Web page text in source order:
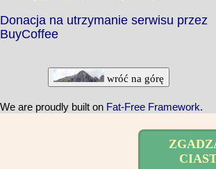
Donacja na utrzymanie serwisu przez
BuyCoffee
wróć na górę
We are proudly built on Fat-Free Framework.